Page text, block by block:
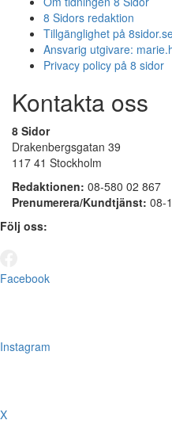
8 Sidors redaktion
Tillgänglighet på
Ansvarig utgivare:
Privacy policy på 8 sidor
Kontakta oss
8 Sidor
Drakenbergsgatan 39
117 41 Stockholm
Redaktionen: 08-580 02 867
Prenumerera/Kundtjänst: 08-
Följ oss:
Facebook
Instagram
X